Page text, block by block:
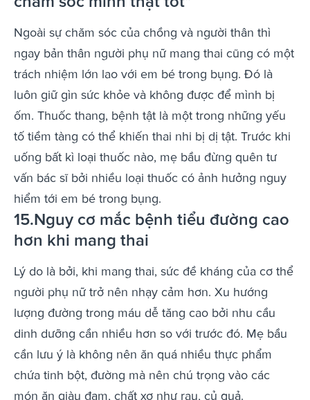
Ngoài sự chăm sóc của chồng và người thân thì
ngay bản thân người phụ nữ mang thai cũng có một
trách nhiệm lớn lao với em bé trong bụng. Đó là
luôn giữ gìn sức khỏe và không được để mình bị
ốm. Thuốc thang, bệnh tật là một trong những yếu
tố tiềm tàng có thể khiến thai nhi bị dị tật. Trước khi
uống bất kì loại thuốc nào, mẹ bầu đừng quên tư
vấn bác sĩ bởi nhiều loại thuốc có ảnh hưởng nguy
hiểm tới em bé trong bụng.
15.Nguy cơ mắc bệnh tiểu đường cao
hơn khi mang thai
Lý do là bởi, khi mang thai, sức đề kháng của cơ thể
người phụ nữ trở nên nhạy cảm hơn. Xu hướng
lượng đường trong máu dễ tăng cao bởi nhu cầu
dinh dưỡng cần nhiều hơn so với trước đó. Mẹ bầu
cần lưu ý là không nên ăn quá nhiều thực phẩm
chứa tinh bột, đường mà nên chú trọng vào các
món ăn giàu đạm, chất xơ như rau, củ quả.